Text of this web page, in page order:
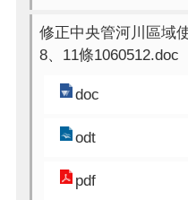
修正中央管河川區域
8、11條1060512.doc
doc
odt
pdf